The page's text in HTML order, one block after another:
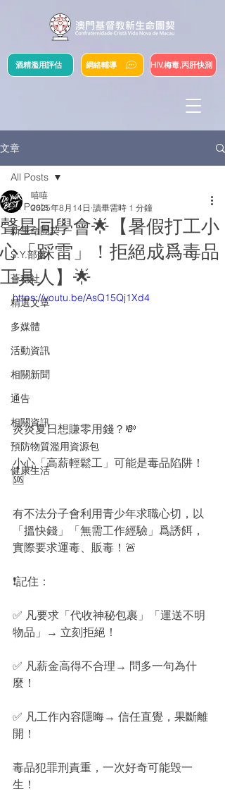
網絡輔導
酒精濫用評估 HIV,梅毒,丙肝快測
文章
All Posts
新生命團契
S.Y.部落
薈穗社
精選文章
多媒體
活動資訊
相關新聞
通告
相關資訊
預防物質濫用資源包
健康生活
All Posts
聲星同學會🌟【暑假打工小
心「踩雷」！拒絕成爲毒品
工具人】🌟
嘻嘻
2025年8月14日 讀畢需時 1 分鐘
https://youtu.be/AsQ15Qj1Xd4
炎炎夏日想賺零用錢？💸
小心「高薪輕鬆工」可能是毒品陷阱！
🆘
有不法分子會利用青少年求職心切，以
「搵快錢」「無需工作經驗」爲誘餌，
實際要求運毒、販毒！🚨
❗️記住：
✅ 凡要求「代收神秘包裹」「運送不明
物品」→ 立刻拒絕！
✅ 凡薪金高得不合理→ 問多一句為什
麼！
✅ 凡工作內容隱晦→ 信任直覺，果斷離
開！
毒品犯罪刑責重，一次好奇可能毁一
生！